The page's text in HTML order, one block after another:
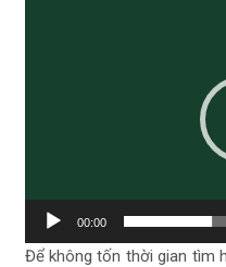
00:00
Để không tốn thời gian tìm